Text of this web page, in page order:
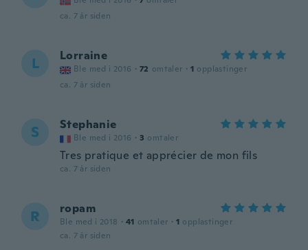
ca. 7 år siden
L Lorraine
Ble med i 2016 · 72 omtaler · 1 opplastinger
ca. 7 år siden
S Stephanie
Ble med i 2016 · 3 omtaler
Tres pratique et apprécier de mon fils
ca. 7 år siden
R ropam
Ble med i 2018 · 41 omtaler · 1 opplastinger
ca. 7 år siden